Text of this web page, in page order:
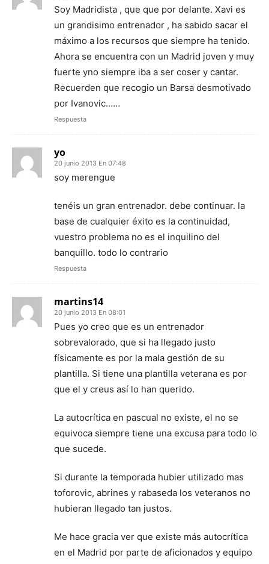
Soy Madridista , que que por delante. Xavi es
un grandisimo entrenador , ha sabido sacar el
máximo a los recursos que siempre ha tenido.
Ahora se encuentra con un Madrid joven y muy
fuerte yno siempre iba a ser coser y cantar.
Recuerden que recogio un Barsa desmotivado
por Ivanovic……
Respuesta
yo
20 junio 2013 En 07:48
soy merengue
tenéis un gran entrenador. debe continuar. la
base de cualquier éxito es la continuidad,
vuestro problema no es el inquilino del
banquillo. todo lo contrario
Respuesta
martins14
20 junio 2013 En 08:01
Pues yo creo que es un entrenador
sobrevalorado, que si ha llegado justo
físicamente es por la mala gestión de su
plantilla. Si tiene una plantilla veterana es por
que el y creus así lo han querido.
La autocrítica en pascual no existe, el no se
equivoca siempre tiene una excusa para todo lo
que sucede.
Si durante la temporada hubier utilizado mas
toforovic, abrines y rabaseda los veteranos no
hubieran llegado tan justos.
Me hace gracia ver que existe más autocrítica
en el Madrid por parte de aficionados y equipo